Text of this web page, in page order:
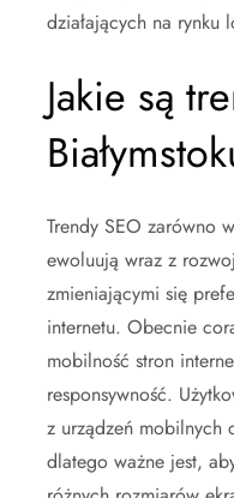
działających na rynku
Jakie są
Trendy SEO zarówno
ewoluują wraz z
zmieniającymi się
internetu. Obecnie
mobilność stron
responsywność.
z urządzeń mobilnych
dlatego ważne jest,